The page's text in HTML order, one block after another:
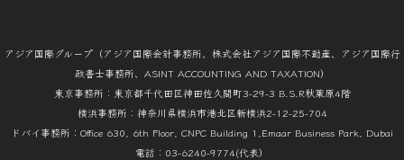
アジア国際グループ（アジア国際会計事務所、株式会社アジア国際不動産、アジア国際行
政書士事務所、ASINT ACCOUNTING AND TAXATION）
東京事務所：東京都千代田区神田佐久間町3-29-3 B.S.R秋葉原4階
横浜事務所：神奈川県横浜市港北区新横浜2-12-25-704
ドバイ事務所：Office 630, 6th Floor, CNPC Building 1,Emaar Business Park, Dubai
電話：03-6240-9774(代表）